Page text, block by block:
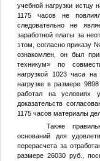
учебной нагрузки истцу
1175 часов не
следовательно не
заработной платы за
этом, согласно приказу
ознакомлен, он был
техникум» по
нагрузкой 1023 часа
нагрузке в размере
работал на условиях
доказательств
1175 часов материалы
Также
оснований для
перерасчета за
размере 26030 руб.,